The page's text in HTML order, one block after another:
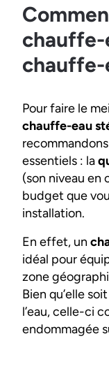
chauffe-
Pour faire le
chauffe-eau
essentiels : la
(son niveau en
budget que
installation.
En effet, un
idéal pour
zone
Bien qu’elle
l’eau, celle-ci
endommagée